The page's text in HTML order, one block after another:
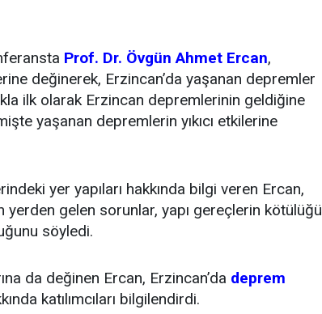
Prof. Dr. Övgün Ahmet Ercan,
değinerek, Erzincan’da yaşanan depremler
ilk olarak Erzincan depremlerinin geldiğine
yaşanan depremlerin yıkıcı etkilerine
yer yapıları hakkında bilgi veren Ercan,
yerden gelen sorunlar, yapı gereçlerin kötülüğü
söyledi.
da değinen Ercan, Erzincan’da deprem
katılımcıları bilgilendirdi.